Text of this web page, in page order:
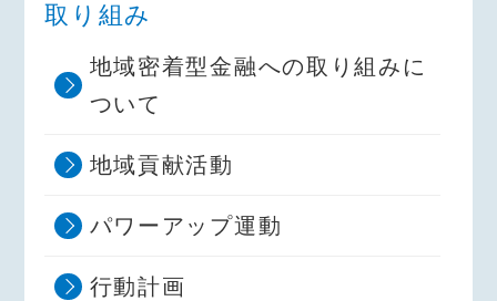
取り組み
地域密着型金融への取り組みに
ついて
地域貢献活動
パワーアップ運動
行動計画